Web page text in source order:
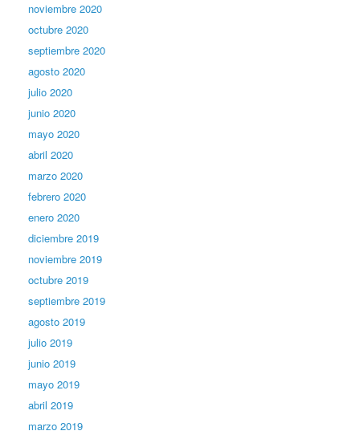
noviembre 2020
octubre 2020
septiembre 2020
agosto 2020
julio 2020
junio 2020
mayo 2020
abril 2020
marzo 2020
febrero 2020
enero 2020
diciembre 2019
noviembre 2019
octubre 2019
septiembre 2019
agosto 2019
julio 2019
junio 2019
mayo 2019
abril 2019
marzo 2019